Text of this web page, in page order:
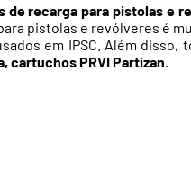
de recarga para pistolas e
pistolas e revólveres é
em IPSC. Além disso,
cartuchosPRVIPartizan.